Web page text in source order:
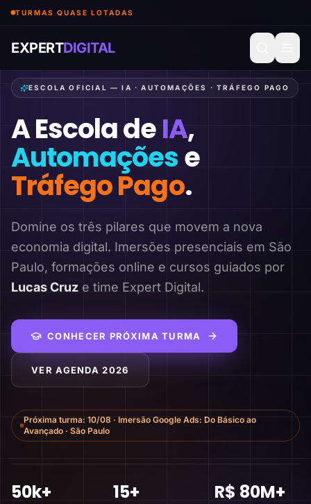
TURMAS QUASE LOTADAS
EXPERTDIGITAL
ESCOLA OFICIAL — IA · AUTOMAÇÕES · TRÁFEGO PAGO
A Escola deIA,
Automaçõese
Tráfego Pago.
Domine os três pilares que movem a nova
economia digital. Imersões presenciais em São
Paulo, formações online e cursos guiados por
Lucas Cruz e time Expert Digital.
CONHECER PRÓXIMA TURMA
VER AGENDA 2026
Próxima turma: 10/08 · Imersão Google Ads: Do Básico ao
Avançado · São Paulo
50k+ 15+ R$ 80M+